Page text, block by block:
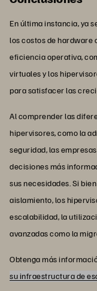
En última instancia, ya
los costos de hardware
eficiencia operativa,
virtuales y los
para satisfacer las
Al comprender las
hipervisores, como la
seguridad, las
decisiones más
sus necesidades. Si
aislamiento, los
escalabilidad, la
avanzadas como la
Obtenga más
su infraestructura de